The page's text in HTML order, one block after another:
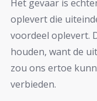
Het gevaar is
oplevert die
voordeel oplevert.
houden, want de
zou ons ertoe
verbieden.